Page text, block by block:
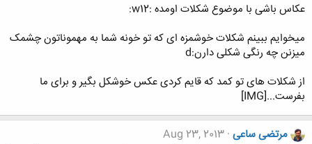
عکاس باشی با موضوع شکلات اومده :w12:
میخوایم ببینم شکلات خوشمزه ای که تو خونه شما به مهموناتون چشمک
میزنن چه رنگی شکلی دارن:d
از شکلات های تو کمد که قایم کردی عکس خوشکل بگیر و برای ما
بفرست...[IMG]
مرتضی ساعی Aug 23, 2013